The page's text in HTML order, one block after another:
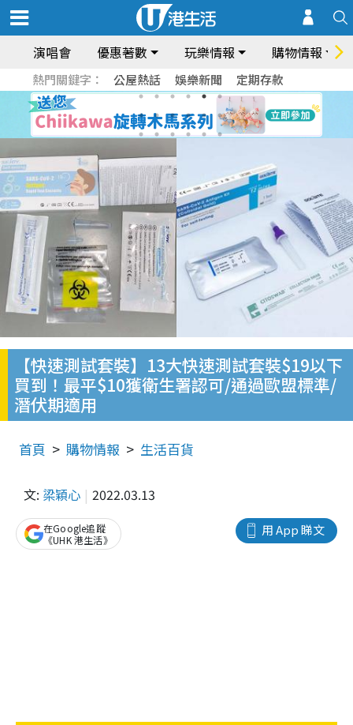
演唱會 優惠著數 玩樂情報 購物情報
熱門關鍵字： 公屋熱話 娛樂新聞 定期存款
【快速測試套裝】13大快速測試套裝$19以下
買到！最平$10獲衛生署認可/通過歐盟標準/
潛伏期適用
首頁 購物情報 生活百貨
文: 梁穎心 2022.03.13
用 App 睇文
在Google追蹤
《UHK 港生活》